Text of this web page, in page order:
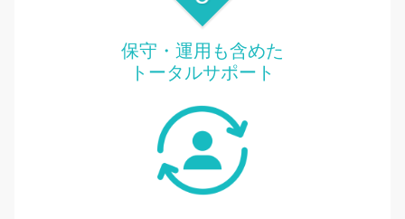
保守・運用も含めた
トータルサポート